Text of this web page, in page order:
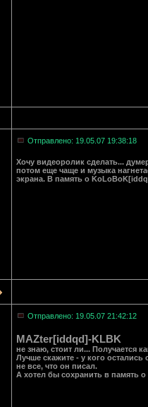
Отправлено: 19.05.07 19:38:18
Хочу видеоролик сделать...
потом еще чаще и музыка
экрана. В память о
Отправлено: 19.05.07 21:42:12
MAZter[iddqd]-KLBK
не знаю, стоит ли... Получается
Лучше скажите - у кого
не все, что он писал.
А хотел бы сохранить в память о